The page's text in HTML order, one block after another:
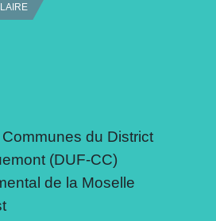
du District
(DUF-CC)
de la Moselle